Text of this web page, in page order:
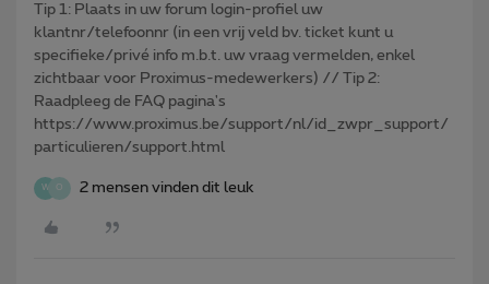
Tip 1: Plaats in uw forum login-profiel uw
klantnr/telefoonnr (in een vrij veld bv. ticket kunt u
specifieke/privé info m.b.t. uw vraag vermelden, enkel
zichtbaar voor Proximus-medewerkers) // Tip 2:
Raadpleeg de FAQ pagina's
https://www.proximus.be/support/nl/id_zwpr_support/
particulieren/support.html
W O 2 mensen vinden dit leuk